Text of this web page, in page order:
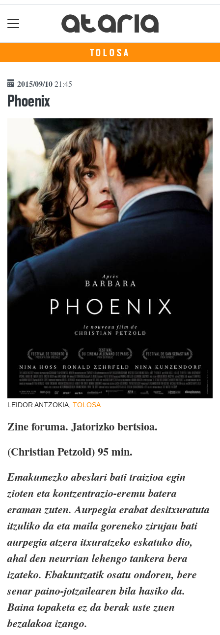
TOLOSA
2015/09/1021:45
Phoenix
LEIDOR ANTZOKIA, TOLOSA
Zine foruma. Jatorizko bertsioa.
(Christian Petzold) 95 min.
Emakumezko abeslari bati traizioa egin
zioten eta kontzentrazio-eremu batera
eraman zuten. Aurpegia erabat desitxuratuta
itzuliko da eta maila goreneko zirujau bati
aurpegia atzera itxuratzeko eskatuko dio,
ahal den neurrian lehengo tankera bera
izateko. Ebakuntzatik osatu ondoren, bere
senar paino-jotzailearen bila hasiko da.
Baina topaketa ez da berak uste zuen
bezalakoa izango.